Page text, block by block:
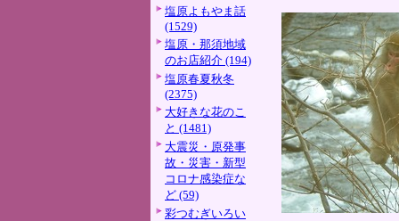
塩原よもやま話
(1529)
塩原・那須地域
のお店紹介 (194)
塩原春夏秋冬
(2375)
大好きな花のこ
と (1481)
大震災・原発事
故・災害・新型
コロナ感染症な
ど (59)
彩つむぎいろい